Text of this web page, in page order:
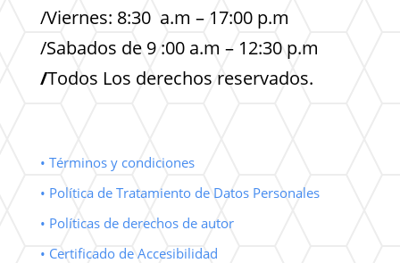
/Viernes: 8:30 a.m – 17:00 p.m
/Sabados de 9 :00 a.m – 12:30 p.m
/Todos Los derechos reservados.
• Términos y condiciones
• Política de Tratamiento de Datos Personales
• Políticas de derechos de autor
• Certificado de Accesibilidad